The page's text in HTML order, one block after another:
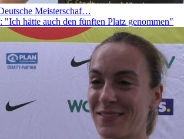
Meisterschaf…
"Ich hätte auch den fünften Platz genommen"